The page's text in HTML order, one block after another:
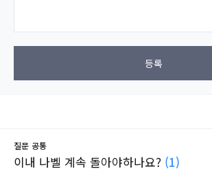
등록
질문 공통
이내 나벨 계속 돌아야하나요? (1)